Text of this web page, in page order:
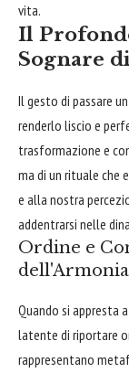
vita.
Il
Sognare
Il gesto di passare
renderlo liscio e
trasformazione e
ma di un rituale che
e alla nostra
addentrarsi nelle
Ordine e
Quando si appresta
latente di riportare
rappresentano